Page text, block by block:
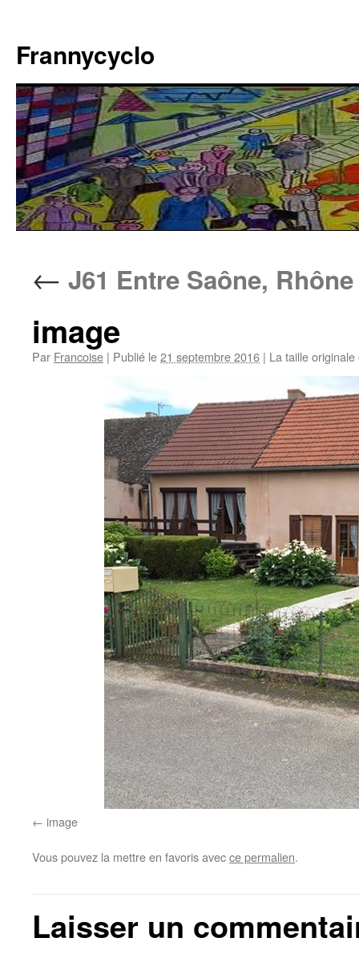
contenu
Frannycyclo
← J61 Entre Saône,
image
Par Francoise | Publié le21 septembre 2016 | La taille
image
Vous pouvez la mettre en favoris avecce permalien.
Laisser un